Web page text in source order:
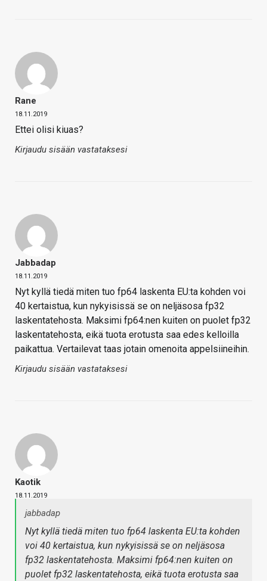
Rane
18.11.2019
Ettei olisi kiuas?
Kirjaudu sisään vastataksesi
Jabbadap
18.11.2019
Nyt kyllä tiedä miten tuo fp64 laskenta EU:ta kohden voi
40 kertaistua, kun nykyisissä se on neljäsosa fp32
laskentatehosta. Maksimi fp64:nen kuiten on puolet fp32
laskentatehosta, eikä tuota erotusta saa edes kelloilla
paikattua. Vertailevat taas jotain omenoita appelsiineihin.
Kirjaudu sisään vastataksesi
Kaotik
18.11.2019
jabbadap
Nyt kyllä tiedä miten tuo fp64 laskenta EU:ta kohden
voi 40 kertaistua, kun nykyisissä se on neljäsosa
fp32 laskentatehosta. Maksimi fp64:nen kuiten on
puolet fp32 laskentatehosta, eikä tuota erotusta saa